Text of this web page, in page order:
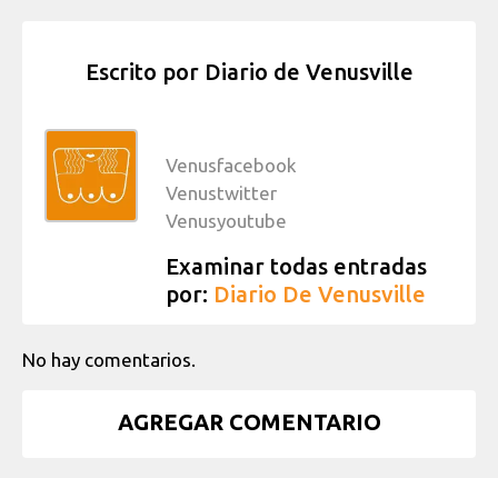
Escrito por Diario de Venusville
Venusfacebook
Venustwitter
Venusyoutube
Examinar todas entradas
por: Diario De Venusville
No hay comentarios.
AGREGAR COMENTARIO